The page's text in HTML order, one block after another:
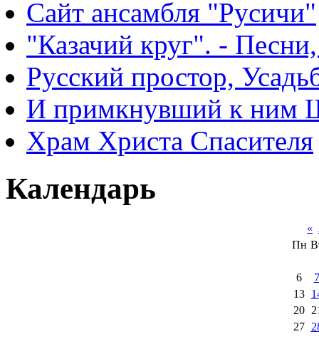
Сайт ансамбля "Русичи"
"Казачий круг". -
Русский простор,
И примкнувший к ним
Храм Христа Спасителя
Календарь
«
Пн
6
7
13
20
27